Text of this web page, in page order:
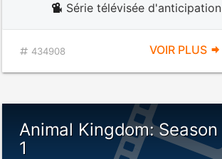
Série télévisée d'anticipation
434908 VOIR PLUS
Animal Kingdom: Season
1